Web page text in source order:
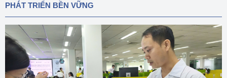
PHÁT TRIỂN BỀN VỮNG